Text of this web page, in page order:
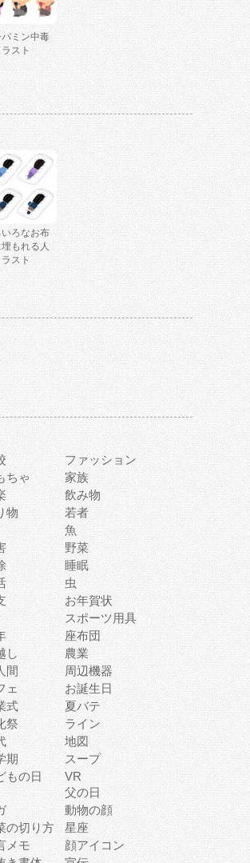
パミン中毒
スト
いろなお布
埋もれる人
スト
ファッション
ちゃ
家族
飲み物
物
若者
魚
野菜
睡眠
虫
お年賀状
スポーツ用具
座布団
し
農業
間
周辺機器
ェ
お誕生日
式
夏バテ
祭
ライン
地図
期
スープ
もの日
VR
父の日
動物の顔
の切り方
星座
メモ
顔アイコン